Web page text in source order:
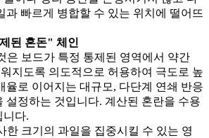
과 빠르게 병합할 수 있는 위치에 떨어뜨
된 혼돈" 체인
은 보드가 특정 통제된 영역에서 약간
지도록 의도적으로 허용하여 극도로 높
율로 이어지는 대규모, 다단계 연쇄 반응
설정하는 것입니다. 계산된 혼란을 수용
니다.
한 크기의 과일을 집중시킬 수 있는 영